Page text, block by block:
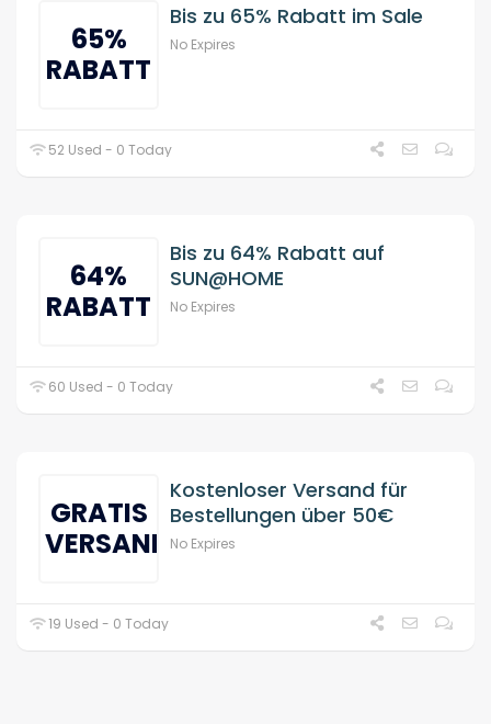
65%
RABATT
Bis zu 65% Rabatt im Sale
No Expires
52 Used - 0 Today
64%
RABATT
Bis zu 64% Rabatt auf
SUN@HOME
No Expires
60 Used - 0 Today
GRATIS
VERSAND
Kostenloser Versand für
Bestellungen über 50€
No Expires
19 Used - 0 Today